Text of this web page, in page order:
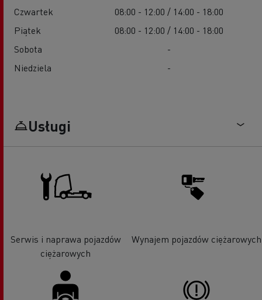
Czwartek
08:00 - 12:00 / 14:00 - 18:00
Piątek
08:00 - 12:00 / 14:00 - 18:00
Sobota
-
Niedziela
-
Usługi
Serwis i naprawa pojazdów
ciężarowych
Wynajem pojazdów ciężarowych